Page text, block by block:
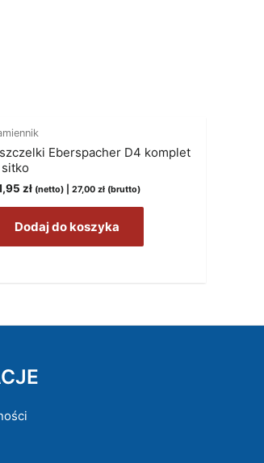
Eberspacher D4 komplet
zł (netto) | 27,00 zł (brutto)
Dodaj do koszyka